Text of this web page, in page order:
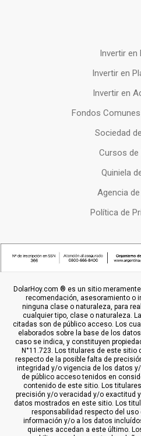
Invertir en
Invertir en
Invertir en
Fondos
Sociedad
Cursos de
Quiniela
Agencia
Política de
DolarHoy.com ® es un sitio
recomendación, asesoramiento o
ninguna clase o naturaleza, para
cualquier tipo, clase o naturaleza.
citadas son de público acceso. Los
elaborados sobre la base de los
caso se indica, y constituyen
N°11.723. Los titulares de este sitio
respecto de la posible falta de
integridad y/o vigencia de los datos
de público acceso tenidos en
contenido de este sitio. Los
precisión y/o veracidad y/o exactitud
datos mostrados en este sitio. Los
responsabilidad respecto del uso
información y/o a los datos
quienes accedan a este último.